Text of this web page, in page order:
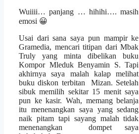
Wuiiii… panjang … hihihi…. masih
emosi 😀
Usai dari sana saya pun mampir ke
Gramedia, mencari titipan dari Mbak
Truly yang minta dibelikan buku
Kompor Mleduk Benyamin S. Tapi
akhirnya saya malah kalap melihat
buku diskon terbitan Mizan. Setelah
sibuk memilih sekitar 15 menit saya
pun ke kasir. Wah, memang belanja
itu menenangkan saya yang sedang
naik pitam tapi sayang malah tidak
menenangkan dompet saya